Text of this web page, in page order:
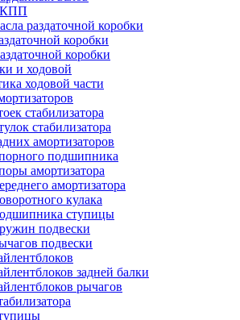
раздаточной коробки
коробки
коробки
и ходовой
ходовой части
стабилизатора
стабилизатора
амортизаторов
подшипника
амортизатора
амортизатора
кулака
ступицы
подвески
подвески
задней балки
рычагов